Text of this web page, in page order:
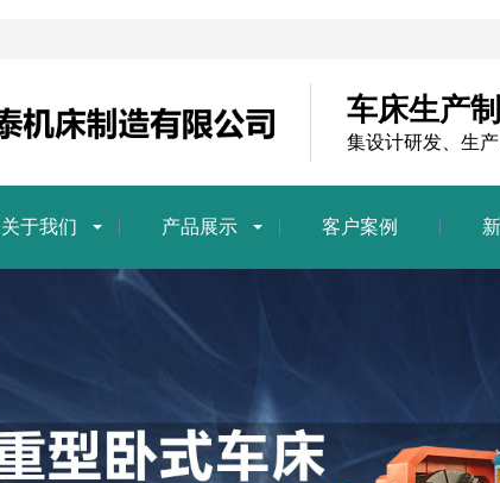
车床生产
集设计研发、生
关于我们 产品展示 客户案例